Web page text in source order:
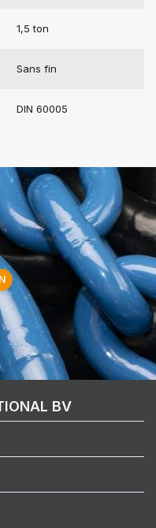
1,5 ton
Sans fin
DIN 60005
BV